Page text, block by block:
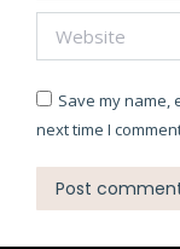
Website
Save my name,
next time I
Post